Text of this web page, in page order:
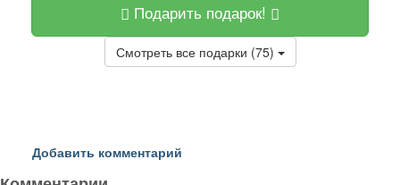
Подарить подарок!
Смотреть все подарки (75)
Добавить комментарий